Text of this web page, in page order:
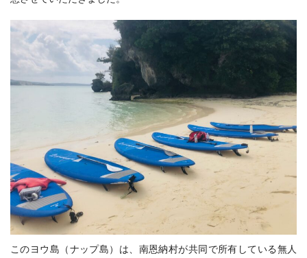
このヨウ島（ナップ島）は、南恩納村が共同で所有している無人